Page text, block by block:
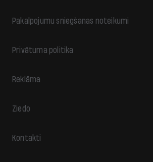
Pakalpojumu sniegšanas noteikumi
Privātuma politika
Reklāma
Ziedo
Kontakti